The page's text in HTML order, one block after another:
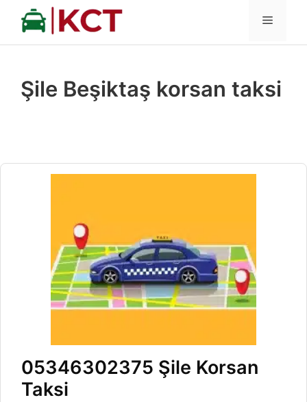
İçeriğe
MENÜ
Şile Beşiktaş korsan taksi
05346302375 Şile Korsan
Taksi